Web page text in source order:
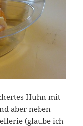
Huhn mit
aber neben
(glaube ich